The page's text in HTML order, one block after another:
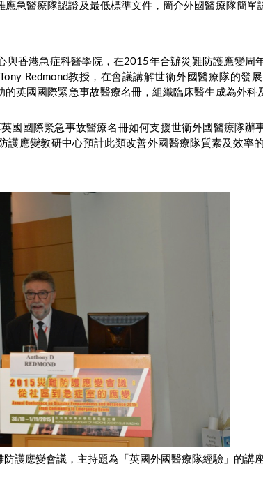
急醫療隊認證及最低標準文件，簡介外國醫療隊簡單
與香港急症科醫學院，在2015年合辦災難防護應變周
Redmond教授，在會議講解世衞外國醫療隊的發
的英國國際緊急事故醫療名冊，組織臨床醫生成為外
英國國際緊急事故醫療名冊如何支援世衞外國醫療隊
護應變教研中心預計此類改善外國醫療隊質素及效率
防護應變會議，主持題為「英國外國醫療隊經驗」的講座